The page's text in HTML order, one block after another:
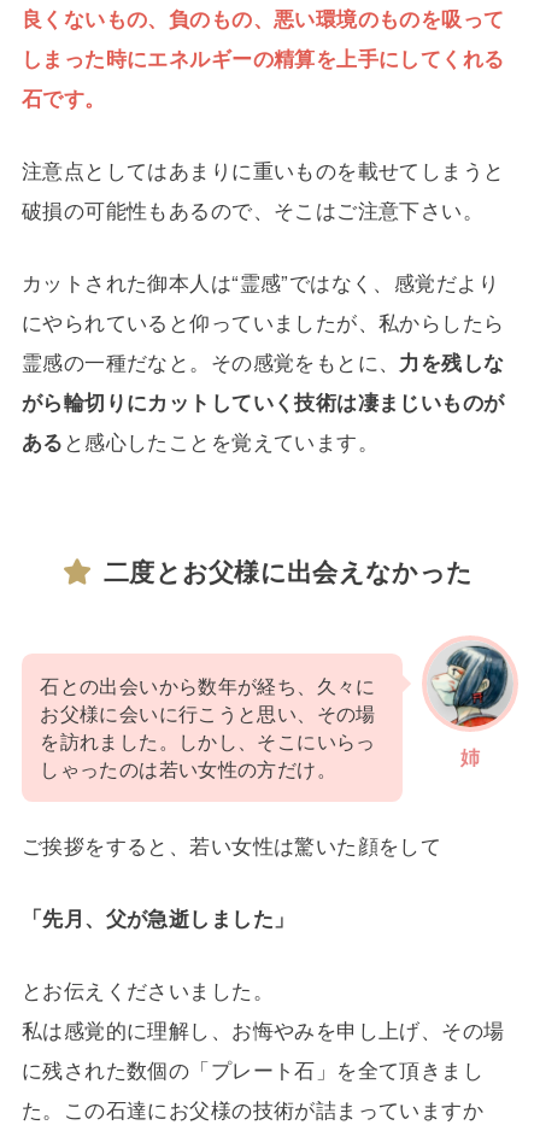
良くないもの、負のもの、悪い環境のものを吸って
しまった時にエネルギーの精算を上手にしてくれる
石です。
注意点としてはあまりに重いものを載せてしまうと
破損の可能性もあるので、そこはご注意下さい。
カットされた御本人は“霊感”ではなく、感覚だより
にやられていると仰っていましたが、私からしたら
霊感の一種だなと。その感覚をもとに、 力を残しな
がら輪切りにカットしていく技術は凄まじいものが
ある と感心したことを覚えています。
二度とお父様に出会えなかった
姉
石との出会いから数年が経ち、久々に
お父様に会いに行こうと思い、その場
を訪れました。しかし、そこにいらっ
しゃったのは若い女性の方だけ。
ご挨拶をすると、若い女性は驚いた顔をして
「先月、父が急逝しました」
とお伝えくださいました。
私は感覚的に理解し、お悔やみを申し上げ、その場
に残された数個の「プレート石」を全て頂きまし
た。この石達にお父様の技術が詰まっていますか